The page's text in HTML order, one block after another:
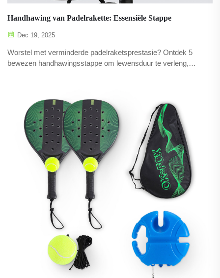
Handhawing van Padelrakette: Essensiële Stappe
Dec 19, 2025
Worstel met verminderde padelraketsprestasie? Ontdek 5
bewezen handhawingsstappe om lewensduur te verleng,